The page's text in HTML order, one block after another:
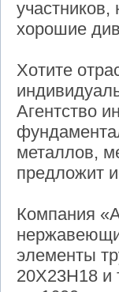
хорошие
Хотите
Агентство
металлов,
предложит
Компания
элементы
20Х23Н18 и